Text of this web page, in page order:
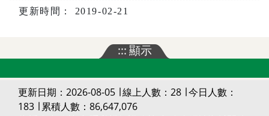
更新時間： 2019-02-21
:::顯示
更新日期：2026-08-05 ∣ 線上人數：28 ∣ 今日人數：
183 ∣ 累積人數：86,647,076